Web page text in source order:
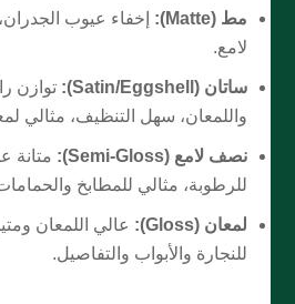
مط (Matte):
إخفاء عيوب
لامع.
ساتان (Satin/Eggshell):
توازن
واللمعان، سهل التنظيف، مثالي
نصف لامع (Semi-Gloss):
متانة
للرطوبة، مثالي للمطابخ
لمعان (Gloss):
عالي اللمعان
للنجارة والأبواب والتفاصيل.